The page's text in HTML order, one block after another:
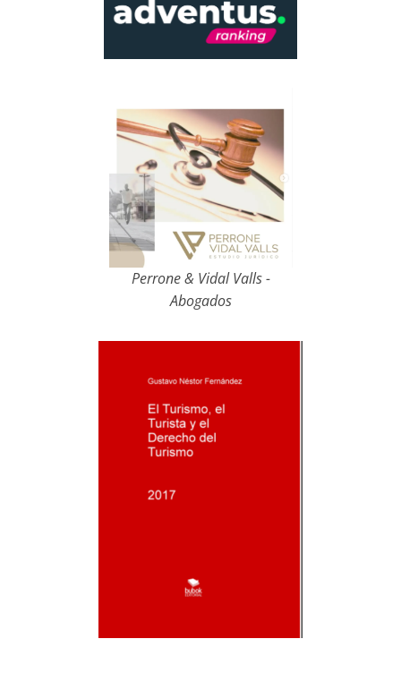
Perrone & Vidal Valls -
Abogados